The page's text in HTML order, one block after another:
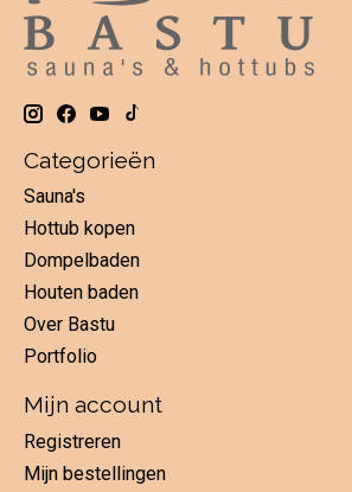
Categorieën
Sauna's
Hottub kopen
Dompelbaden
Houten baden
Over Bastu
Portfolio
Mijn account
Registreren
Mijn bestellingen